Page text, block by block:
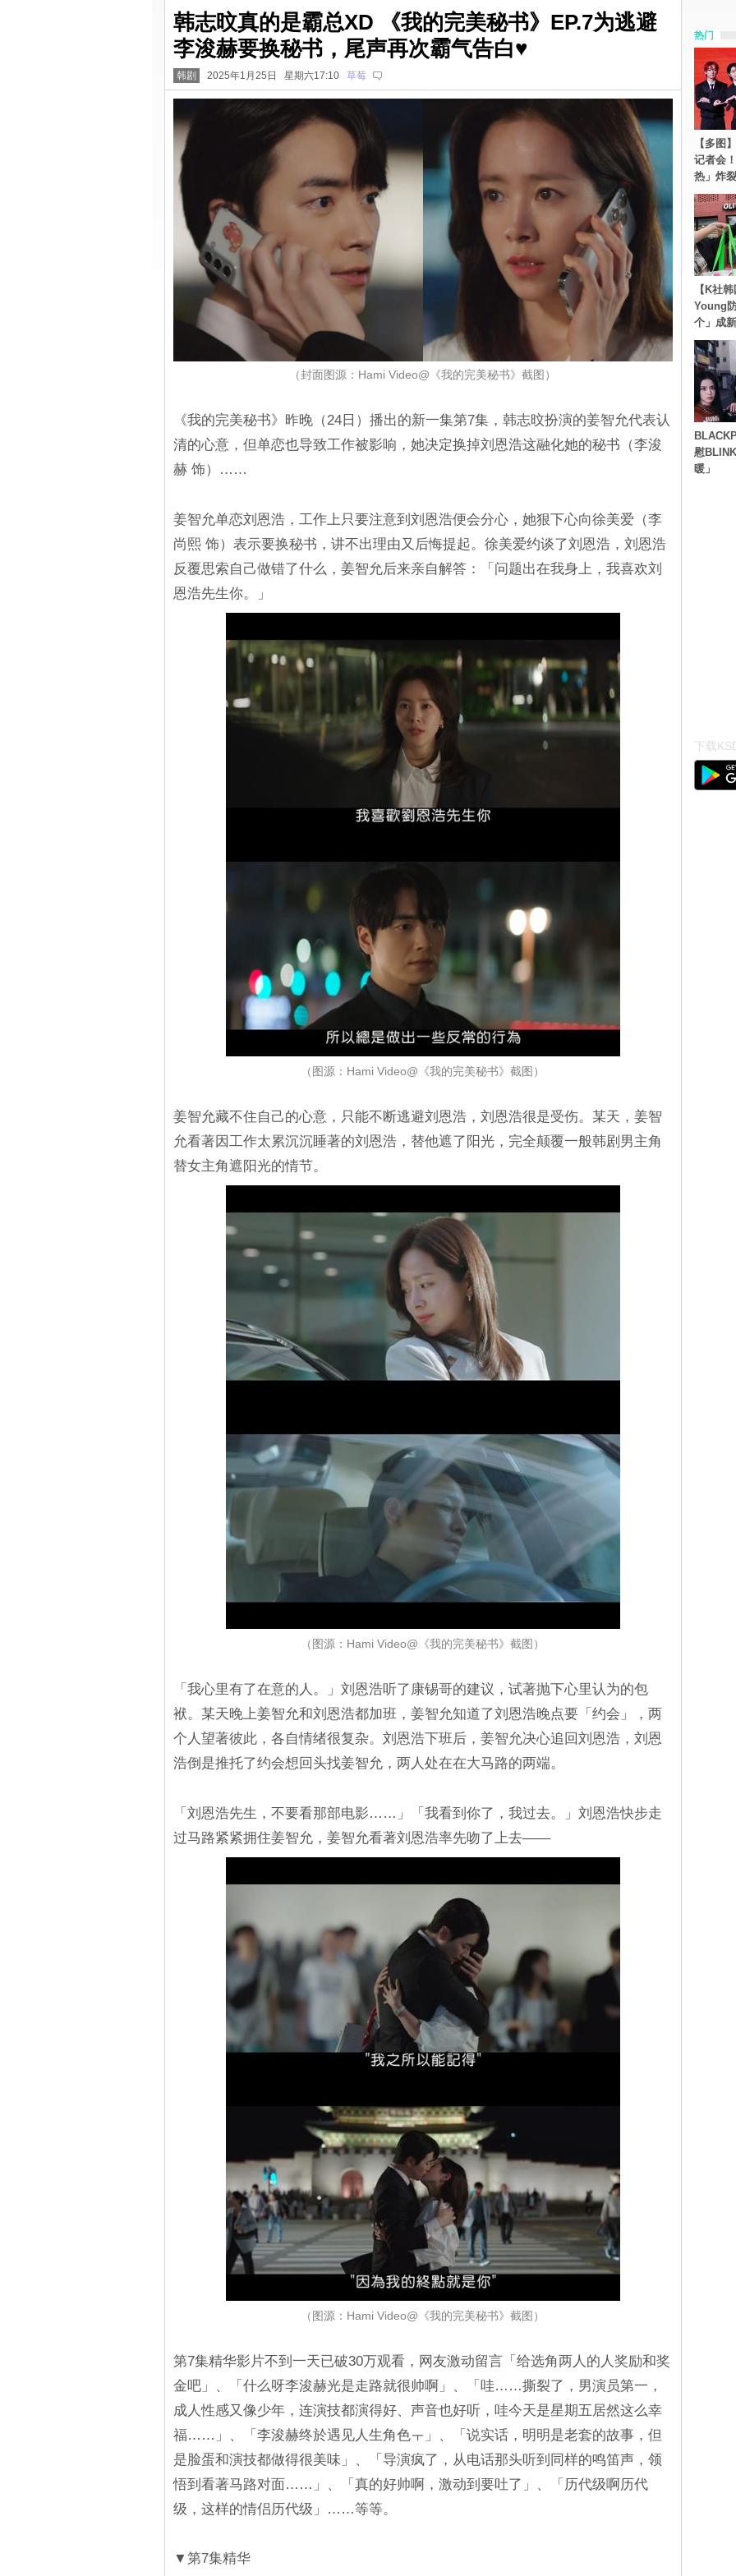
韩志旼真的是霸总XD 《我的完美秘书》EP.7为逃避
李浚赫要换秘书，尾声再次霸气告白♥
韩剧 2025年1月25日 星期六17:10 草莓
（封面图源：Hami Video@《我的完美秘书》截图）
《我的完美秘书》昨晚（24日）播出的新一集第7集，韩志旼扮演的姜智允代表认
清的心意，但单恋也导致工作被影响，她决定换掉刘恩浩这融化她的秘书（李浚
赫 饰）……
姜智允单恋刘恩浩，工作上只要注意到刘恩浩便会分心，她狠下心向徐美爱（李
尚熙 饰）表示要换秘书，讲不出理由又后悔提起。徐美爱约谈了刘恩浩，刘恩浩
反覆思索自己做错了什么，姜智允后来亲自解答：「问题出在我身上，我喜欢刘
恩浩先生你。」
（图源：Hami Video@《我的完美秘书》截图）
姜智允藏不住自己的心意，只能不断逃避刘恩浩，刘恩浩很是受伤。某天，姜智
允看著因工作太累沉沉睡著的刘恩浩，替他遮了阳光，完全颠覆一般韩剧男主角
替女主角遮阳光的情节。
（图源：Hami Video@《我的完美秘书》截图）
「我心里有了在意的人。」刘恩浩听了康锡哥的建议，试著抛下心里认为的包
袱。某天晚上姜智允和刘恩浩都加班，姜智允知道了刘恩浩晚点要「约会」，两
个人望著彼此，各自情绪很复杂。刘恩浩下班后，姜智允决心追回刘恩浩，刘恩
浩倒是推托了约会想回头找姜智允，两人处在在大马路的两端。
「刘恩浩先生，不要看那部电影……」「我看到你了，我过去。」刘恩浩快步走
过马路紧紧拥住姜智允，姜智允看著刘恩浩率先吻了上去――
（图源：Hami Video@《我的完美秘书》截图）
第7集精华影片不到一天已破30万观看，网友激动留言「给选角两人的人奖励和奖
金吧」、「什么呀李浚赫光是走路就很帅啊」、「哇……撕裂了，男演员第一，
成人性感又像少年，连演技都演得好、声音也好听，哇今天是星期五居然这么幸
福……」、「李浚赫终於遇见人生角色ㅜ」、「说实话，明明是老套的故事，但
是脸蛋和演技都做得很美味」、「导演疯了，从电话那头听到同样的鸣笛声，领
悟到看著马路对面……」、「真的好帅啊，激动到要吐了」、「历代级啊历代
级，这样的情侣历代级」……等等。
▼第7集精华
热门
【多图
记者会
热」炸
【K社
Young
个」成
慰
暖」
下载